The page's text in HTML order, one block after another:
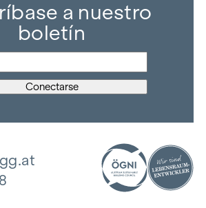
a nuestro
boletín